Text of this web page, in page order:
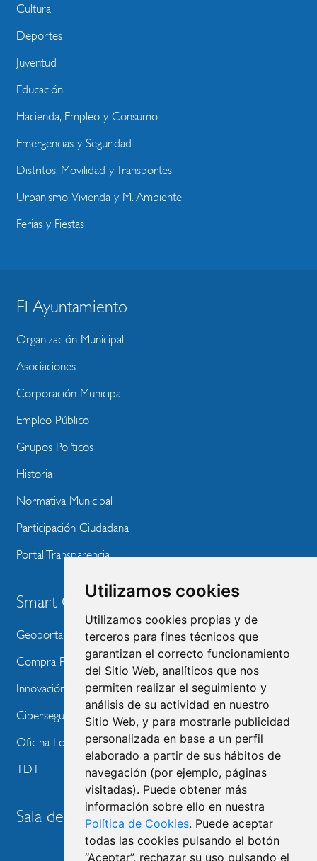
Utilizamos cookies
Utilizamos cookies propias y de
terceros para fines técnicos que
garantizan el correcto funcionamiento
del Sitio Web, analíticos que nos
permiten realizar el seguimiento y
análisis de su actividad en nuestro
Sitio Web, y para mostrarle publicidad
personalizada en base a un perfil
elaborado a partir de sus hábitos de
navegación (por ejemplo, páginas
visitadas). Puede obtener más
información sobre ello en nuestra
Política de Cookies. Puede aceptar
todas las cookies pulsando el botón
“Aceptar”, rechazar su uso pulsando el
Cultura
Deportes
Juventud
Educación
Hacienda, Empleo y Consumo
Emergencias y Seguridad
Distritos, Movilidad y Transportes
Urbanismo, Vivienda y M. Ambiente
Ferias y Fiestas
BLOQUE
MENU
WEBSITE
El Ayuntamiento
Organización Municipal
Asociaciones
Corporación Municipal
Empleo Público
Grupos Políticos
Historia
Normativa Municipal
Participación Ciudadana
Portal Transparencia
Smart City
Geoportal
Compra Pública de Innovación
Innovación Tecnológica
Ciberseguridad
Oficina Local de Ayudas Públicas
TDT
Sala de prensa